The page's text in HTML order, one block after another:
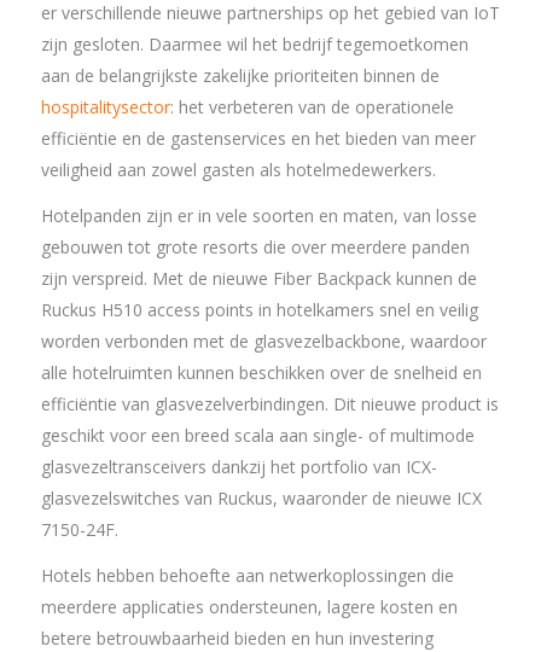
er verschillende nieuwe partnerships op het gebied van IoT
zijn gesloten. Daarmee wil het bedrijf tegemoetkomen
aan de belangrijkste zakelijke prioriteiten binnen de
hospitalitysector: het verbeteren van de operationele
efficiëntie en de gastenservices en het bieden van meer
veiligheid aan zowel gasten als hotelmedewerkers.
Hotelpanden zijn er in vele soorten en maten, van losse
gebouwen tot grote resorts die over meerdere panden
zijn verspreid. Met de nieuwe Fiber Backpack kunnen de
Ruckus H510 access points in hotelkamers snel en veilig
worden verbonden met de glasvezelbackbone, waardoor
alle hotelruimten kunnen beschikken over de snelheid en
efficiëntie van glasvezelverbindingen. Dit nieuwe product is
geschikt voor een breed scala aan single- of multimode
glasvezeltransceivers dankzij het portfolio van ICX-
glasvezelswitches van Ruckus, waaronder de nieuwe ICX
7150-24F.
Hotels hebben behoefte aan netwerkoplossingen die
meerdere applicaties ondersteunen, lagere kosten en
betere betrouwbaarheid bieden en hun investering